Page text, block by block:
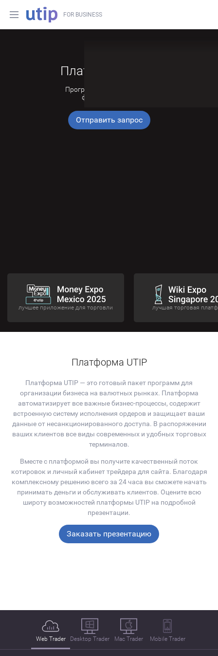
FOR BUSINESS
Платформа UTIP
Программные решения для
форекс брокеров
Отправить запрос
лучшее приложение для торговли лучшая торговая
Платформа UTIP
Платформа UTIP — это готовый пакет программ для
организации бизнеса на валютных рынках. Платформа
автоматизирует все важные бизнес-процессы, содержит
встроенную систему исполнения ордеров и защищает ваши
данные от несанкционированного доступа. В распоряжении
ваших клиентов все виды современных и удобных торговых
терминалов.
Вместе с платформой вы получите качественный поток
котировок и личный кабинет трейдера для сайта. Благодаря
комплексному решению всего за 24 часа вы сможете начать
принимать деньги и обслуживать клиентов. Оцените всю
широту возможностей платформы UTIP на подробной
презентации.
Заказать презентацию
Web Trader Desktop Trader Mac Trader Mobile Trader